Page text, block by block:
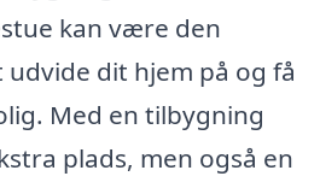
kan være den
dit hjem på og få
Med en tilbygning
plads, men også en